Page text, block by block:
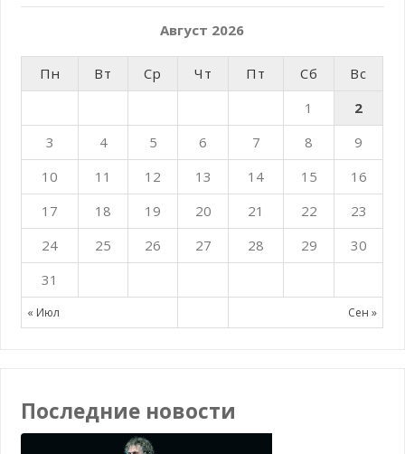
Август 2026
Пн Вт Ср Чт Пт Сб
Вс
1
2
3
4 5 6 7 8
9
10
11 12 13 14 15
16
17
18 19 20 21 22
23
24
25 26 27 28 29
30
31
« Июл Сен »
Последние новости